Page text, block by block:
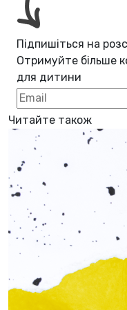
Підпишіться на
Отримуйте більше
для дитини
Читайте також